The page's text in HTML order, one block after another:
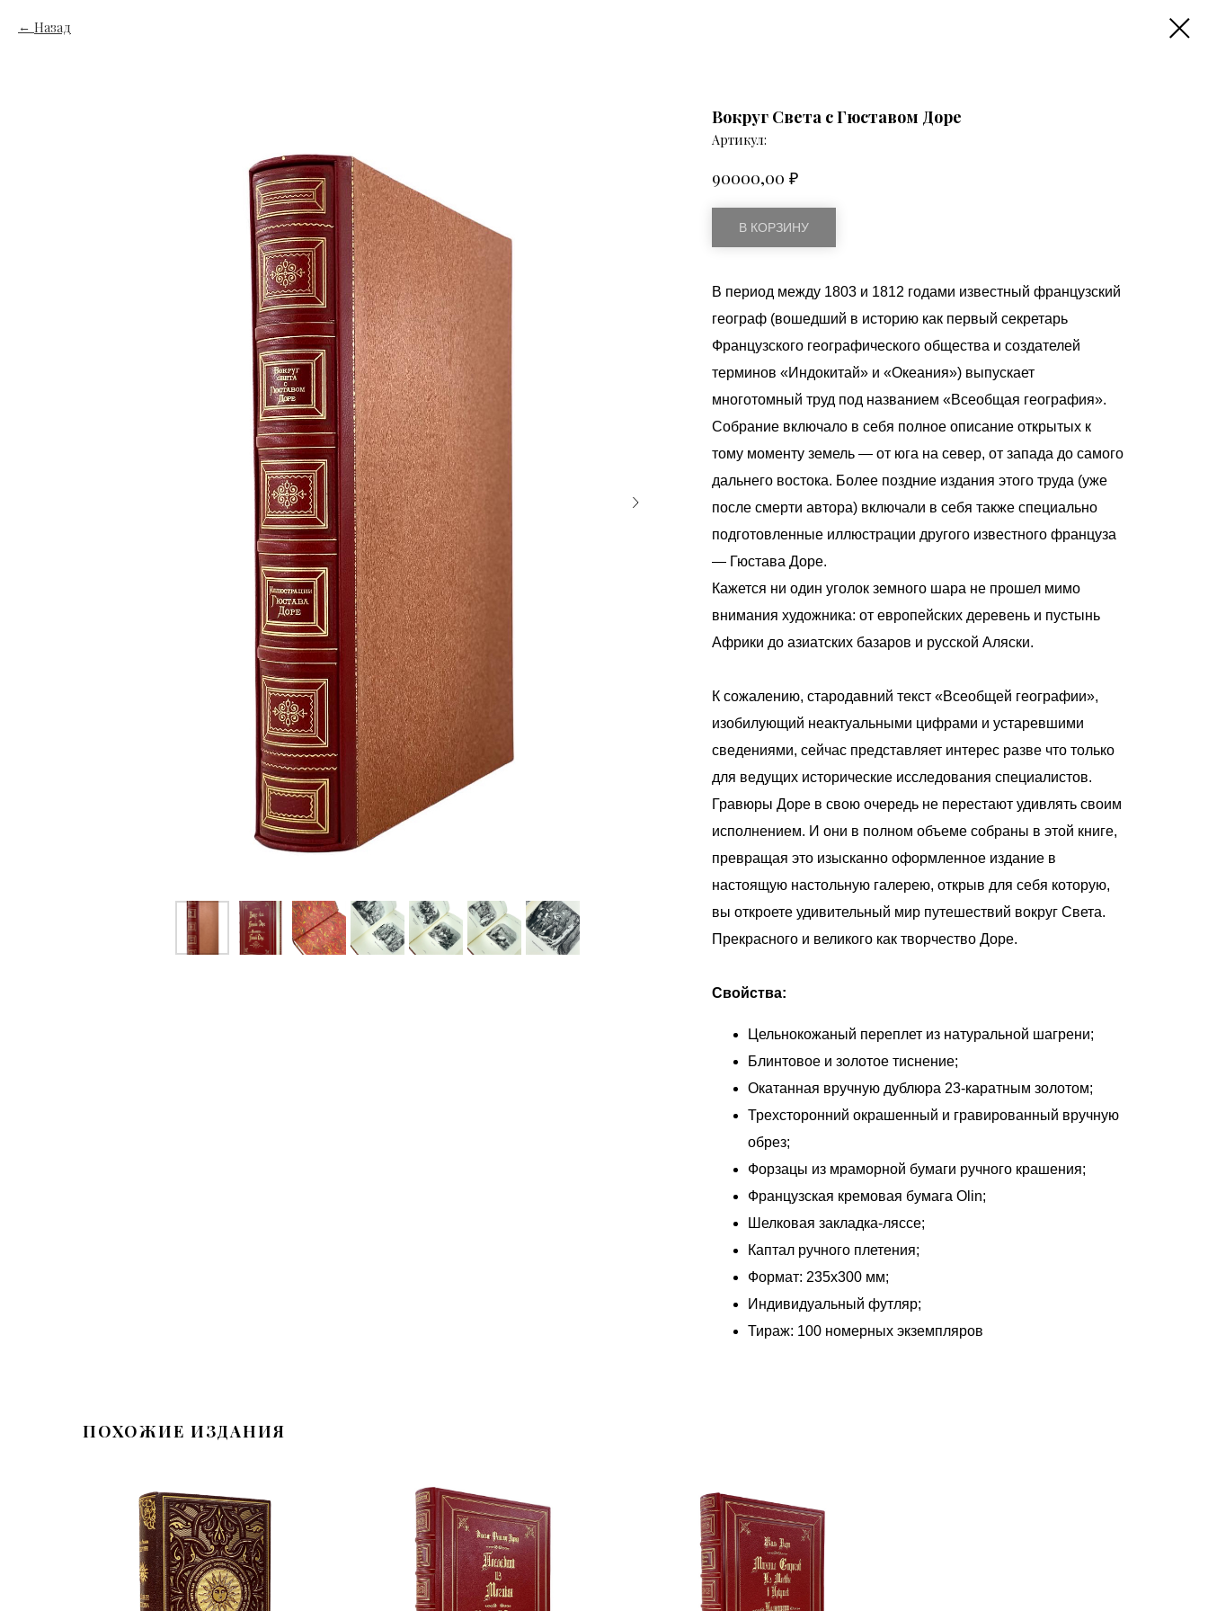
Назад
Вокруг Света с Гюставом Доре
Артикул:
90000,00 ₽
В КОРЗИНУ
В период между 1803 и 1812 годами известный французский
географ (вошедший в историю как первый секретарь
Французского географического общества и создателей
терминов «Индокитай» и «Океания») выпускает
многотомный труд под названием «Всеобщая география».
Собрание включало в себя полное описание открытых к
тому моменту земель — от юга на север, от запада до самого
дальнего востока. Более поздние издания этого труда (уже
после смерти автора) включали в себя также специально
подготовленные иллюстрации другого известного француза
— Гюстава Доре.
Кажется ни один уголок земного шара не прошел мимо
внимания художника: от европейских деревень и пустынь
Африки до азиатских базаров и русской Аляски.
К сожалению, стародавний текст «Всеобщей географии»,
изобилующий неактуальными цифрами и устаревшими
сведениями, сейчас представляет интерес разве что только
для ведущих исторические исследования специалистов.
Гравюры Доре в свою очередь не перестают удивлять своим
исполнением. И они в полном объеме собраны в этой книге,
превращая это изысканно оформленное издание в
настоящую настольную галерею, открыв для себя которую,
вы откроете удивительный мир путешествий вокруг Света.
Прекрасного и великого как творчество Доре.
Свойства:
Цельнокожаный переплет из натуральной шагрени;
Блинтовое и золотое тиснение;
Окатанная вручную дублюра 23-каратным золотом;
Трехсторонний окрашенный и гравированный вручную
обрез;
Форзацы из мраморной бумаги ручного крашения;
Французская кремовая бумага Olin;
Шелковая закладка-ляссе;
Каптал ручного плетения;
Формат: 235х300 мм;
Индивидуальный футляр;
Тираж: 100 номерных экземпляров
ПОХОЖИЕ ИЗДАНИЯ